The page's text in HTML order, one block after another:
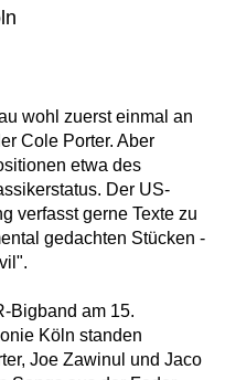
wohl zuerst einmal an
Cole Porter. Aber
etwa des
Der US-
verfasst gerne Texte zu
gedachten Stücken -
Bigband am 15.
Köln standen
Joe Zawinul und Jaco